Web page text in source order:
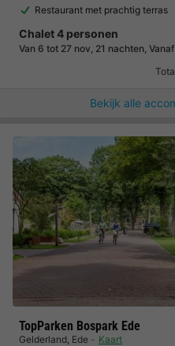
Restaurant met prachtig terras
Chalet 4 personen
Van 6 tot 27 nov, 21 nachten, Vanaf
Bekijk alle
TopParken Bospark Ede
Gelderland, Ede Kaart